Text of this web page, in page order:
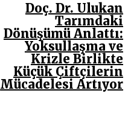
Doç. Dr. Ulukan
Tarımdaki
Dönüşümü Anlattı:
Yoksullaşma ve
Krizle Birlikte
Küçük Çiftçilerin
Mücadelesi Artıyor